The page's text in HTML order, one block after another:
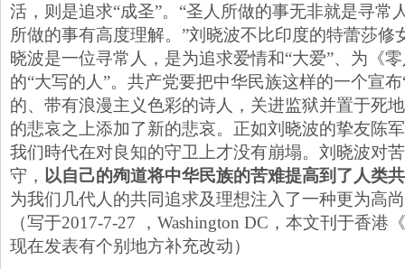
活，则是追求“成圣”。“圣人所做的事无非就是寻常
所做的事有高度理解。”刘晓波不比印度的特蕾莎修
晓波是一位寻常人，是为追求爱情和“大爱”、为《
的“大写的人”。共产党要把中华民族这样的一个宣
的、带有浪漫主义色彩的诗人，关进监狱并置于死
的悲哀之上添加了新的悲哀。正如刘晓波的挚友陈
我们時代在对良知的守卫上才没有崩塌。刘晓波对
守， 以自己的殉道将中华民族的苦难提高到了人类
为我们几代人的共同追求及理想注入了一种更为高
（写于2017-7-27 ，Washington DC，本文刊于香港
现在发表有个别地方补充改动）